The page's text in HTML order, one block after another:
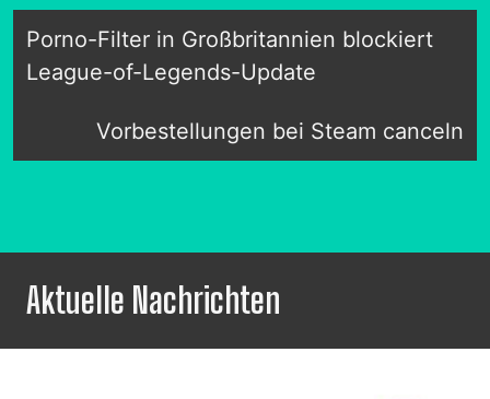
Porno-Filter in Großbritannien blockiert
League-of-Legends-Update
Vorbestellungen bei Steam canceln
Aktuelle Nachrichten